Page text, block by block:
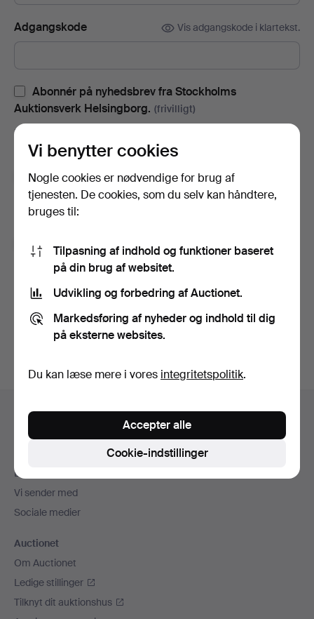
Adgangskode Vis adgangskode i klartekst.
Abonnér på nyhedsbrev fra Stockholms
Auktionsverk Helsingborg. (frivilligt)
Med blandt andet auktionskataloger, invitationer til events og
nyheder. Hvis du fortryder, kan du nemt afslutte abonnementet.
Tilmeld dig Auctionets nyhedsbrev. (frivilligt)
Her kan du blandt andet se eksperttips, udvalgte genstande og
inspiration. Hvis du fortryder, kan du nemt framelde det igen.
Jeg er over 18 år og godkender brugervilkårene
købsbetingelser
samt bekræfter, at jeg har læst
integritetspolitikken
Opret konto
Hjælp og kontaktoplysninger
Kontakt supporten
Betalingsmuligheder
Vi sender med
Sociale medier
Auctionet
Om Auctionet
Ledige stillinger
Tilknyt dit auktionshus
Vi benytter cookies
Nogle cookies er nødvendige for brug af
tjenesten. De cookies, som du selv kan håndtere,
bruges til:
Tilpasning af indhold og funktioner baseret
på din brug af websitet.
Udvikling og forbedring af Auctionet.
Markedsføring af nyheder og indhold til dig
på eksterne websites.
Du kan læse mere i vores integritetspolitik.
Cookie-indstillinger
Accepter alle